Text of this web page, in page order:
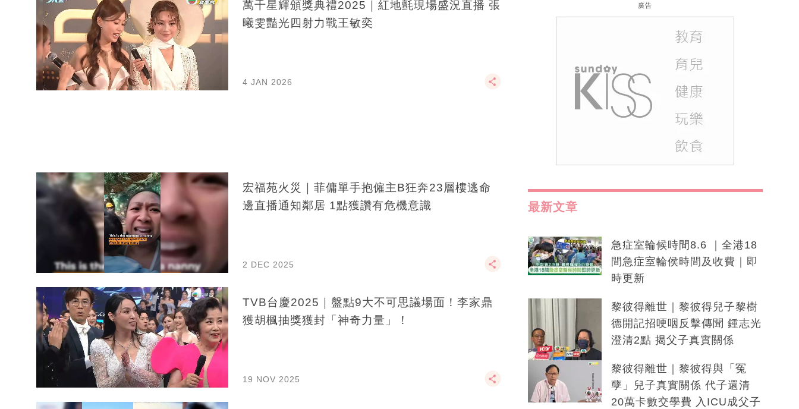
萬千星輝頒獎典禮2025｜紅地氈現場盛況直播 張
曦雯豔光四射力戰王敏奕
4 JAN 2026
宏福苑火災｜菲傭單手抱僱主B狂奔23層樓逃命
邊直播通知鄰居 1點獲讚有危機意識
2 DEC 2025
TVB台慶2025｜盤點9大不可思議場面！李家鼎
獲胡楓抽獎獲封「神奇力量」！
19 NOV 2025
廣告
最新文章
急症室輪候時間8.6 ｜全港18
間急症室輪侯時間及收費｜即
時更新
黎彼得離世｜黎彼得兒子黎樹
德開記招哽咽反擊傳聞 鍾志光
澄清2點 揭父子真實關係
黎彼得離世｜黎彼得與「冤
孽」兒子真實關係 代子還清
20萬卡數交學費 入ICU成父子